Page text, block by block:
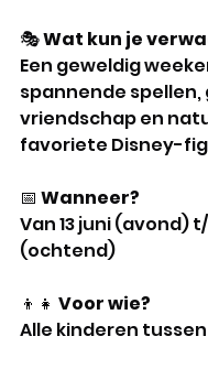
🎭 Wat kun je
Een geweldig
spannende spellen,
vriendschap en
favoriete Disney-
📅 Wanneer?
Van 13 juni (avond)
(ochtend)
👦👧 Voor wie?
Alle kinderen tussen